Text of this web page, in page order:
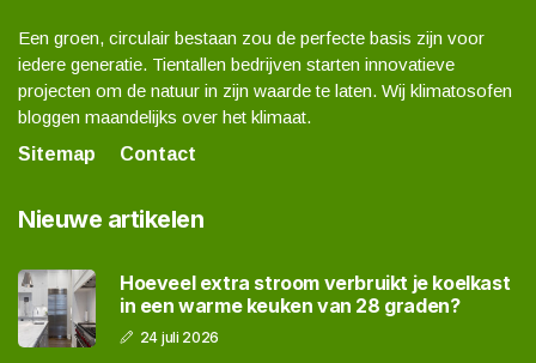
Een groen, circulair bestaan zou de perfecte basis zijn voor
iedere generatie. Tientallen bedrijven starten innovatieve
projecten om de natuur in zijn waarde te laten. Wij klimatosofen
bloggen maandelijks over het klimaat.
Sitemap
Contact
Nieuwe artikelen
Hoeveel extra stroom verbruikt je koelkast
in een warme keuken van 28 graden?
24 juli 2026